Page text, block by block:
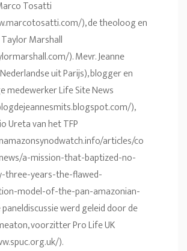
Tosatti
), de theoloog en
Marshall
). Mevr. Jeanne
uit Parijs), blogger en
medewerker Life Site News
),
Ureta van het TFP
articles/co
a-mission-that-baptized-no-
three-years-the-flawed-
model-of-the-pan-amazonian-
paneldiscussie werd geleid door de
voorzitter Pro Life UK
).